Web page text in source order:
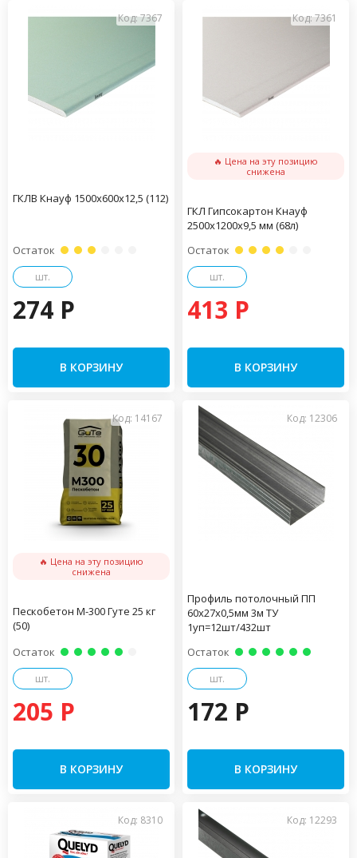
Код: 7367
ГКЛВ Кнауф 1500х600х12,5 (112)
Остаток
шт.
274 P
В КОРЗИНУ
Код: 7361
🔥 Цена на эту позицию
снижена
ГКЛ Гипсокартон Кнауф
2500х1200х9,5 мм (68л)
Остаток
шт.
413 P
В КОРЗИНУ
Код: 14167
🔥 Цена на эту позицию
снижена
Пескобетон М-300 Гуте 25 кг
(50)
Остаток
шт.
205 P
В КОРЗИНУ
Код: 12306
Профиль потолочный ПП
60х27х0,5мм 3м ТУ
1уп=12шт/432шт
Остаток
шт.
172 P
В КОРЗИНУ
Код: 8310 Код: 12293